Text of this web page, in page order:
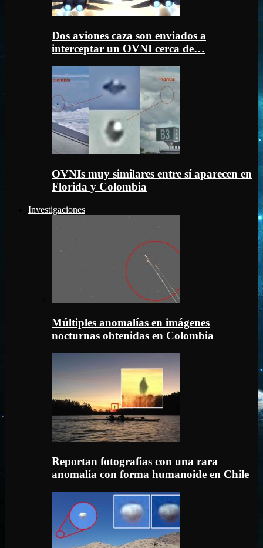
Dos aviones caza son enviados a
interceptar un OVNI cerca de…
OVNIs muy similares entre sí aparecen en
Florida y Colombia
Investigaciones
Múltiples anomalías en imágenes
nocturnas obtenidas en Colombia
Reportan fotografías con una rara
anomalía con forma humanoide en Chile